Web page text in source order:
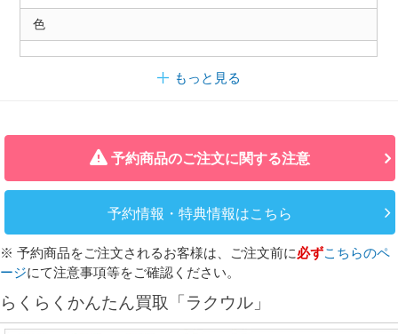
色
もっと見る
予約商品のご注文に関する注意
予約情報・特典情報はこちら
※ 予約商品をご注文されるお客様は、ご注文前に必ずこちらのペ
ージにて注意事項等をご確認ください。
らくらくかんたん買取「ラクウル」